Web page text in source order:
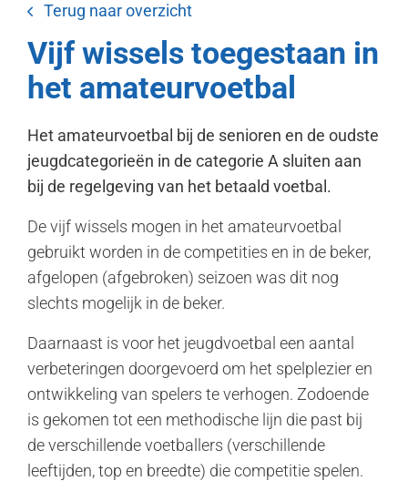
Terug naar overzicht
Vijf wissels toegestaan in
het amateurvoetbal
Het amateurvoetbal bij de senioren en de oudste
jeugdcategorieën in de categorie A sluiten aan
bij de regelgeving van het betaald voetbal.
De vijf wissels mogen in het amateurvoetbal
gebruikt worden in de competities en in de beker,
afgelopen (afgebroken) seizoen was dit nog
slechts mogelijk in de beker.
Daarnaast is voor het jeugdvoetbal een aantal
verbeteringen doorgevoerd om het spelplezier en
ontwikkeling van spelers te verhogen. Zodoende
is gekomen tot een methodische lijn die past bij
de verschillende voetballers (verschillende
leeftijden, top en breedte) die competitie spelen.